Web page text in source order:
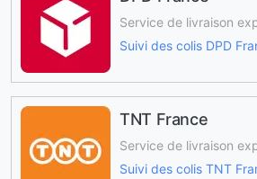
Service de livraison
Suivi des colis DPD
TNT France
Service de livraison
Suivi des colis TNT